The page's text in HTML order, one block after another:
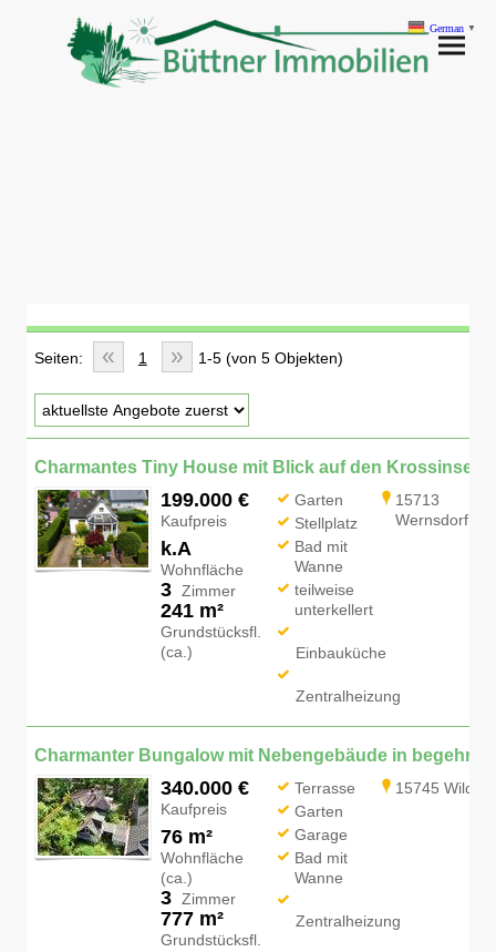
Seiten: « 1 » 1-5 (von 5 Objekten)
Charmantes Tiny House mit Blick auf den Krossinsee
199.000 €
Kaufpreis
k.A
Wohnfläche
3 Zimmer
241 m²
Grundstücksfl.
(ca.)
Garten
Stellplatz
Bad mit
Wanne
teilweise
unterkellert
Einbauküche
Zentralheizung
15713
Wernsdorf
340.000 €
Kaufpreis
76 m²
Wohnfläche
(ca.)
3 Zimmer
777 m²
Grundstücksfl.
Terrasse
Garten
Garage
Bad mit
Wanne
Zentralheizung
15745 Wildau
German ▼